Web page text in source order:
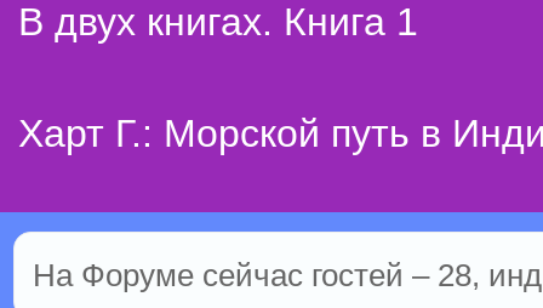
В двух книгах. Книга 1
Харт Г.: Морской путь в
На Форуме сейчас гостей – 28,